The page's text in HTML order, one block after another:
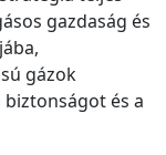
gazdaság és
gázok
és a